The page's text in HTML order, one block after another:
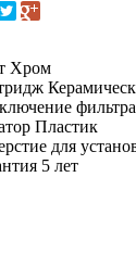
Хром
Пластик
для
5 лет